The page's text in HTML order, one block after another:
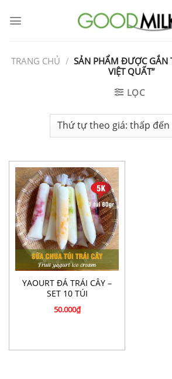
đến
TRANG CHỦ / SẢN PHẨM ĐƯỢC GẮN
VIỆT QUẤT”
LỌC
YAOURT ĐÁ TRÁI CÂY –
SET 10 TÚI
50.000₫